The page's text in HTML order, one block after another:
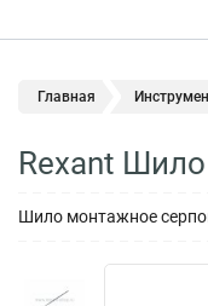
Главная
Rexant
Шило монтажное